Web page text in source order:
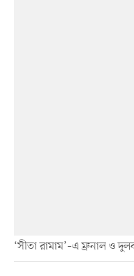
‘সীতা রামাম’–এ ম্রুনাল ও